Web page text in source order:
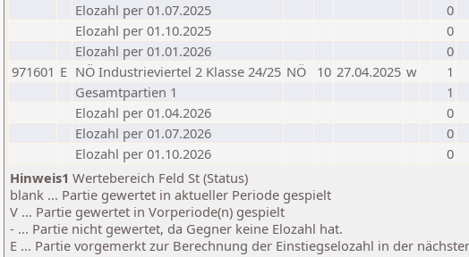
Elozahl per 01.07.2025
0
Elozahl per 01.10.2025
0
Elozahl per 01.01.2026
0
971601 E NÖ Industrieviertel 2 Klasse 24/25 NÖ 10 27.04.2025 w 1
Gesamtpartien 1
1
Elozahl per 01.04.2026
0
Elozahl per 01.07.2026
0
Elozahl per 01.10.2026
0
Hinweis1 Wertebereich Feld St (Status)
blank ... Partie gewertet in aktueller Periode gespielt
V ... Partie gewertet in Vorperiode(n) gespielt
- ... Partie nicht gewertet, da Gegner keine Elozahl hat.
E ... Partie vorgemerkt zur Berechnung der Einstiegselozahl in der